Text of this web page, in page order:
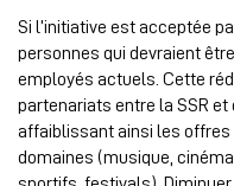
Si l’initiative est acceptée
personnes qui devraient
employés actuels. Cette
partenariats entre la SSR
affaiblissant ainsi les
domaines (musique,